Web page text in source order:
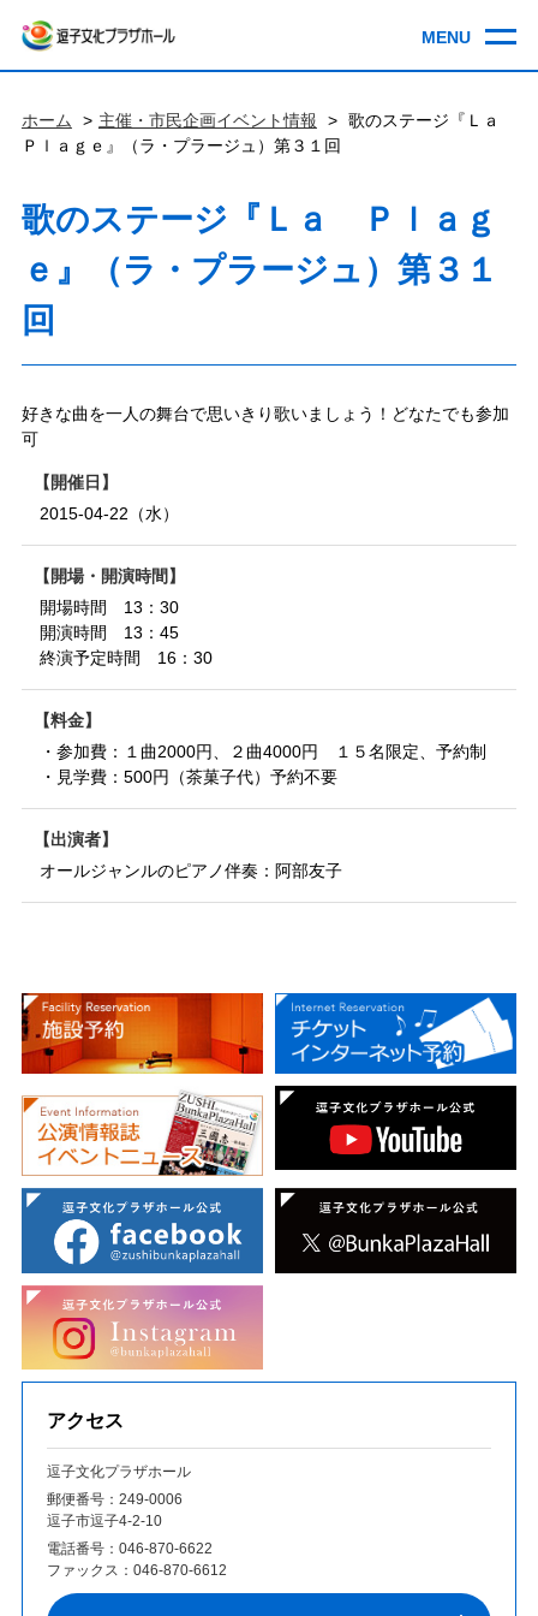
ホーム 主催・市民企画イベント情報
歌のステージ『Ｌａ
Ｐｌａｇｅ』（ラ・プラージュ）第３１回
歌のステージ『Ｌａ Ｐｌａｇ
ｅ』（ラ・プラージュ）第３１
回
好きな曲を一人の舞台で思いきり歌いましょう！どなたでも参加
可
開催日
2015-04-22（水）
開場・開演時間
開場時間 13：30
開演時間 13：45
終演予定時間 16：30
料金
・参加費：１曲2000円、２曲4000円 １５名限定、予約制
・見学費：500円（茶菓子代）予約不要
出演者
オールジャンルのピアノ伴奏：阿部友子
アクセス
逗子文化プラザホール
郵便番号：249‐0006
逗子市逗子4-2-10
電話番号： 046-870-6622
ファックス： 046-870-6612